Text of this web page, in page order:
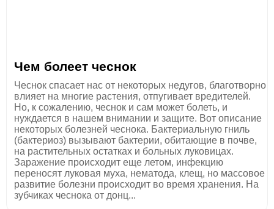
Чем болеет чеснок
Чеснок спасает нас от некоторых недугов, благотворно
влияет на многие растения, отпугивает вредителей.
Но, к сожалению, чеснок и сам может болеть, и
нуждается в нашем внимании и защите. Вот описание
некоторых болезней чеснока. Бактериальную гниль
(бактериоз) вызывают бактерии, обитающие в почве,
на растительных остатках и больных луковицах.
Заражение происходит еще летом, инфекцию
переносят луковая муха, нематода, клещ, но массовое
развитие болезни происходит во время хранения. На
зубчиках чеснока от донц...